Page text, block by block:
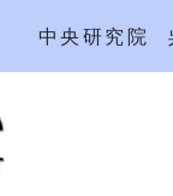
中央研究院